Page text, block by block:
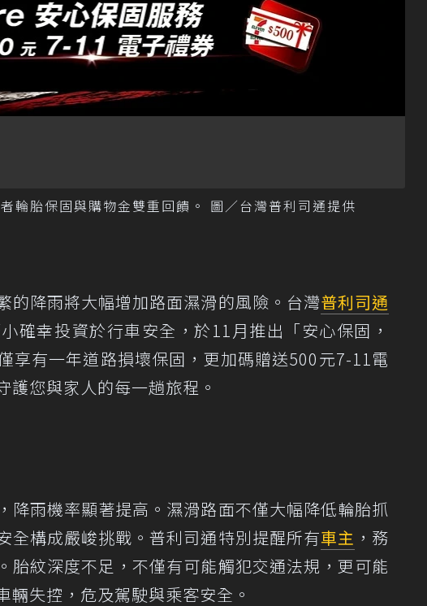
輪胎保固與購物金雙重回饋。 圖／台灣普利司通提供
的降雨將大幅增加路面濕滑的風險。台灣普利司通
確幸投資於行車安全，於11月推出「安心保固，
享有一年道路損壞保固，更加碼贈送500元7-11電
您與家人的每一趟旅程。
降雨機率顯著提高。濕滑路面不僅大幅降低輪胎抓
全構成嚴峻挑戰。普利司通特別提醒所有車主 ，務
胎紋深度不足，不僅有可能觸犯交通法規，更可能
失控，危及駕駛與乘客安全。